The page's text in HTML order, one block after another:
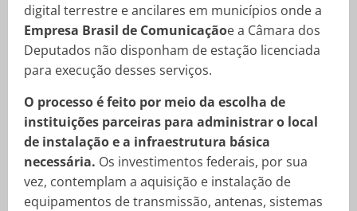
digital terrestre e ancilares em municípios onde a
Empresa Brasil de Comunicaçãoe a Câmara dos
Deputados não disponham de estação licenciada
para execução desses serviços.
O processo é feito por meio da escolha de
instituições parceiras para administrar o local
de instalação e a infraestrutura básica
necessária. Os investimentos federais, por sua
vez, contemplam a aquisição e instalação de
equipamentos de transmissão, antenas, sistemas